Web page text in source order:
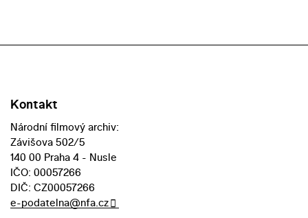
Kontakt
Národní filmový archiv:
Závišova 502/5
140 00 Praha 4 - Nusle
IČO: 00057266
DIČ: CZ00057266
e-podatelna@nfa.cz